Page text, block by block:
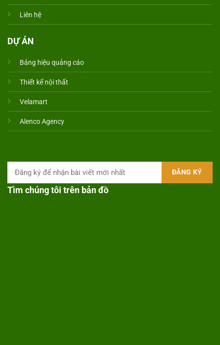
Liên hệ
DỰ ÁN
Bảng hiệu quảng cáo
Thiết kế nội thất
Velamart
Alenco Agency
Tìm chúng tôi trên bản đồ